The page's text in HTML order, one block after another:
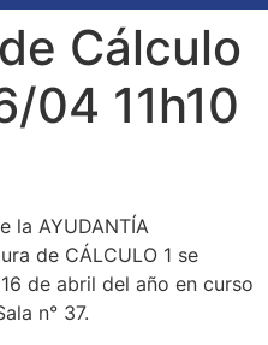
Cálculo
04 11h10
la AYUDANTÍA
de CÁLCULO 1 se
de abril del año en curso
n° 37.